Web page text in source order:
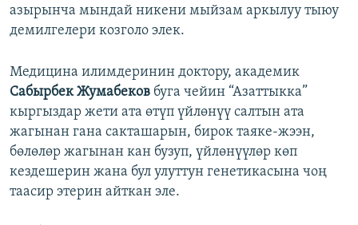
азырынча мындай никени мыйзам аркылуу тыюу
демилгелери козголо элек.
Медицина илимдеринин доктору, академик
Сабырбек Жумабеков буга чейин “Азаттыкка”
кыргыздар жети ата өтүп үйлөнүү салтын ата
жагынан гана сакташарын, бирок таяке-жээн,
бөлөлөр жагынан кан бузуп, үйлөнүүлөр көп
кездешерин жана бул улуттун генетикасына чоң
таасир этерин айткан эле.